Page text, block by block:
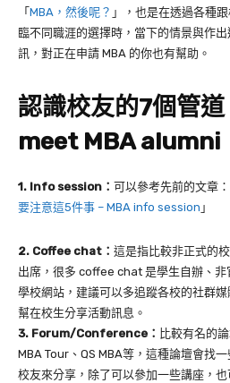
「 MBA，然後呢？ 」，也是在透過各種
臨不同職涯的選擇時，當下的情景與作
訊，對正在申請 MBA 的你也有幫助。
認識校友的7個管
meet MBA alumni
1. Info session： 可以參考先前的文章：
要注意這5件事 – MBA info session 」
2. Coffee chat： 這是指比較非正式的
出席，很多 coffee chat 是學生自辦、
學校網站，建議可以多追蹤各校的社群
幫在校生分享活動訊息。
3. Forum/Conference： 比較有名的
MBA Tour、QS MBA等，這種論壇會找
校友來分享，除了可以參加一些講座，